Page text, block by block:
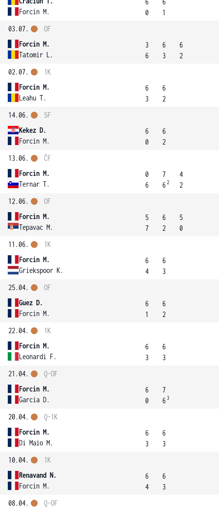
Forcin M.
6
0
6
1
03.07.
Forcin M.
Tatomir L.
OF
3
6
6
3
6
2
02.07.
Forcin M.
Leahu T.
1K
6
3
6
2
14.06.
Kekez D.
Forcin M.
SF
6
0
6
2
13.06.
Forcin M.
Ternar T.
ČF
0
6
7
62
4
2
12.06.
Forcin M.
Tepavac M.
OF
5
7
6
2
5
0
11.06.
Forcin M.
Griekspoor K.
1K
6
4
6
3
25.04.
Guez D.
Forcin M.
OF
6
1
6
2
22.04.
Forcin M.
Leonardi F.
1K
6
3
6
3
21.04.
Forcin M.
Garcia D.
Q-OF
6
0
7
6 3
20.04.
Forcin M.
Di Maio M.
Q-1K
6
3
6
3
10.04.
Renavand N.
Forcin M.
1K
6
4
6
3
08.04.
Q-OF